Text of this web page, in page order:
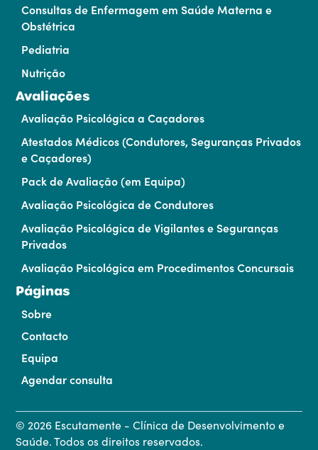
Consultas de Enfermagem em Saúde Materna e
Obstétrica
Pediatria
Nutrição
Avaliações
Avaliação Psicológica a Caçadores
Atestados Médicos (Condutores, Seguranças Privados
e Caçadores)
Pack de Avaliação (em Equipa)
Avaliação Psicológica de Condutores
Avaliação Psicológica de Vigilantes e Seguranças
Privados
Avaliação Psicológica em Procedimentos Concursais
Páginas
Sobre
Contacto
Equipa
Agendar consulta
© 2026 Escutamente - Clínica de Desenvolvimento e
Saúde. Todos os direitos reservados.